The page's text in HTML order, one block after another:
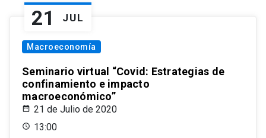
21 JUL
Macroeconomía
Seminario virtual “Covid: Estrategias de
confinamiento e impacto
macroeconómico”
21 de Julio de 2020
13:00